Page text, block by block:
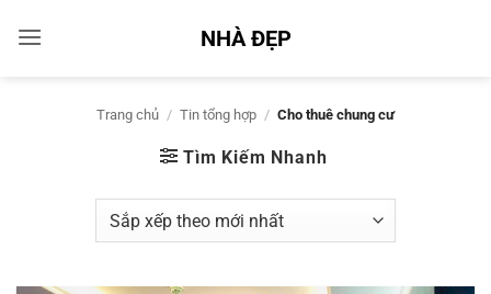
qua
NHÀ ĐẸP
Trang chủ / Tin tổng hợp / Cho thuê chung cư
Tìm Kiếm Nhanh